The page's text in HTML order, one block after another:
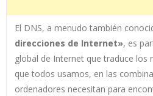
El DNS, a menudo también
direcciones de Internet», es
global de Internet que traduce los
que todos usamos, en las
ordenadores necesitan para